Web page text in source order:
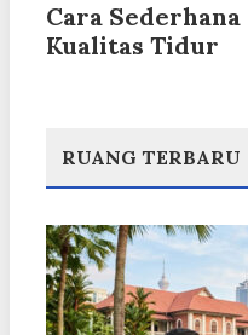
Cara
Kualitas Tidur
RUANG TERBARU